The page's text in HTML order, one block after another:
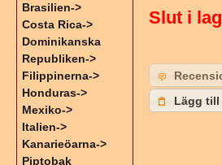
Slut i
Lägg
Brasilien->
Costa Rica->
Dominikanska
Republiken->
Filippinerna->
Honduras->
Mexiko->
Italien->
Kanarieöarna->
Piptobak